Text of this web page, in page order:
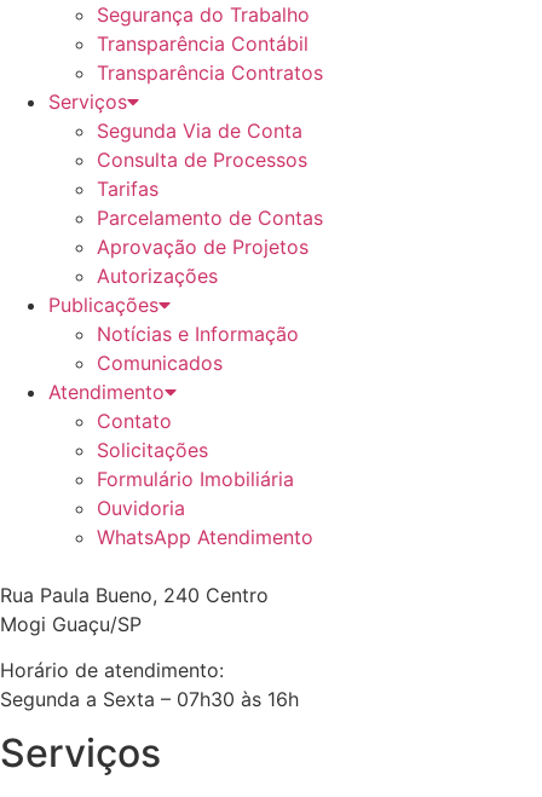
Segurança do Trabalho
Transparência Contábil
Transparência Contratos
Serviços
Segunda Via de Conta
Consulta de Processos
Tarifas
Parcelamento de Contas
Aprovação de Projetos
Autorizações
Publicações
Notícias e Informação
Comunicados
Atendimento
Contato
Solicitações
Formulário Imobiliária
Ouvidoria
WhatsApp Atendimento
Rua Paula Bueno, 240 Centro
Mogi Guaçu/SP
Horário de atendimento:
Segunda a Sexta – 07h30 às 16h
Serviços